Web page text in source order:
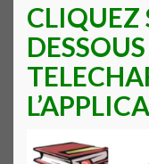
CLIQUEZ